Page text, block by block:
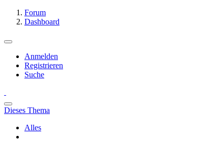
Forum
Dashboard
Anmelden
Registrieren
Suche
Dieses Thema
Alles